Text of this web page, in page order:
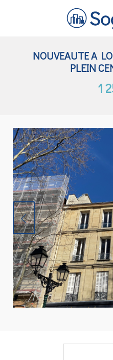
NOUVEAUTE A
PLEIN
1